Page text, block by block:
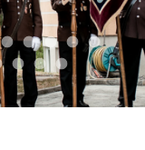
031 032
Aktuell 033
Aktuell 029
Aktuell 027
Aktuell 026
Start
006
Start 008
Start 005Start 003
Start 006